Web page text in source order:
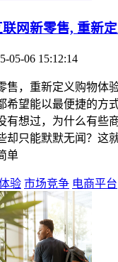
联网新零售, 重新
05-06 15:12:14
售，重新定义购物体
希望能以最便捷的方
有想过，为什么有些
却只能默默无闻？这
单
验 市场竞争 电商平台